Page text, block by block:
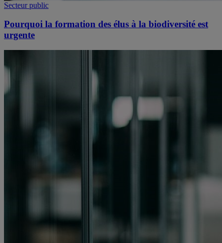
Secteur public
Pourquoi la formation des élus à la biodiversité est
urgente